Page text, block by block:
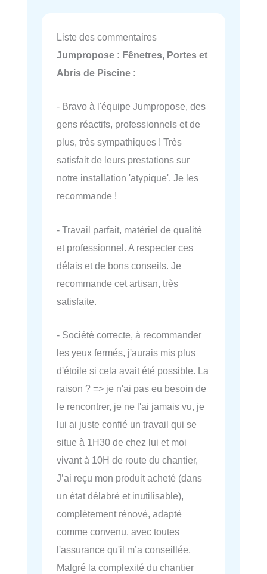
Liste des commentaires
Jumpropose : Fênetres, Portes et
Abris de Piscine :
- Bravo à l'équipe Jumpropose, des
gens réactifs, professionnels et de
plus, très sympathiques ! Très
satisfait de leurs prestations sur
notre installation 'atypique'. Je les
recommande !
- Travail parfait, matériel de qualité
et professionnel. A respecter ces
délais et de bons conseils. Je
recommande cet artisan, très
satisfaite.
- Société correcte, à recommander
les yeux fermés, j'aurais mis plus
d'étoile si cela avait été possible. La
raison ? => je n'ai pas eu besoin de
le rencontrer, je ne l'ai jamais vu, je
lui ai juste confié un travail qui se
situe à 1H30 de chez lui et moi
vivant à 10H de route du chantier,
J’ai reçu mon produit acheté (dans
un état délabré et inutilisable),
complètement rénové, adapté
comme convenu, avec toutes
l'assurance qu'il m’a conseillée.
Malgré la complexité du chantier